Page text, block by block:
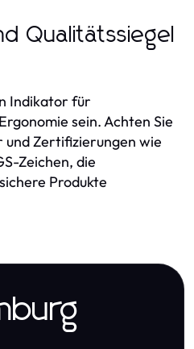
Qualitätssiegel
Indikator für
sein. Achten Sie
Zertifizierungen wie
Zeichen, die
Produkte